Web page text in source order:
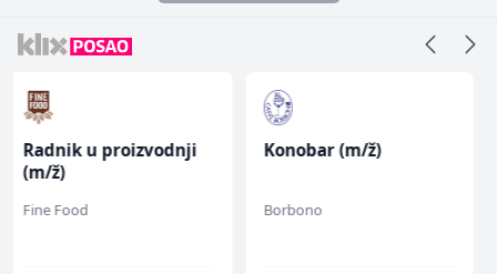
Konobar (m/ž)
Borbono
Monteri ventilacije i
Interclima